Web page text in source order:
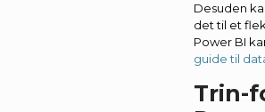
Desuden
det til et
Power BI
guide til
Trin-